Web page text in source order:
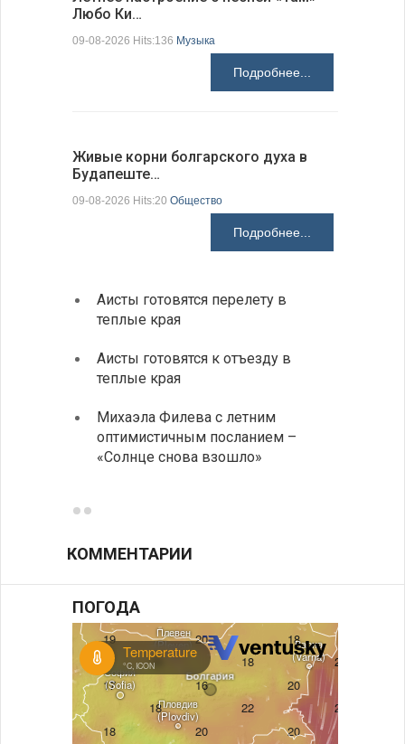
Любо Ки…
09-08-2026 Hits:136 Музыка
Подробнее...
Живые корни болгарского духа в
Будапеште…
09-08-2026 Hits:20 Общество
Подробнее...
Аисты готовятся перелету в
теплые края
Аисты готовятся к отъезду в
теплые края
Михаэла Филева с летним
оптимистичным посланием –
«Солнце снова взошло»
КОММЕНТАРИИ
ПОГОДА